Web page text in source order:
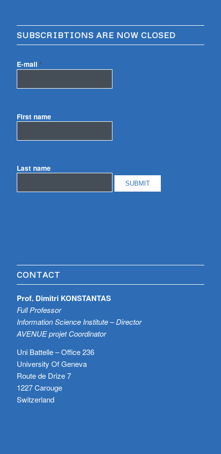
SUBSCRIBTIONS ARE NOW CLOSED
E-mail *
First name
Last name
CONTACT
Prof. Dimitri KONSTANTAS
Full Professor
Information Science Institute – Director
AVENUE projet Coordinator
Uni Battelle – Office 236
University Of Geneva
Route de Drize 7
1227 Carouge
Switzerland